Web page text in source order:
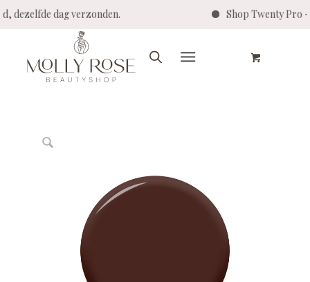
dezelfde dag verzonden. Shop Twenty